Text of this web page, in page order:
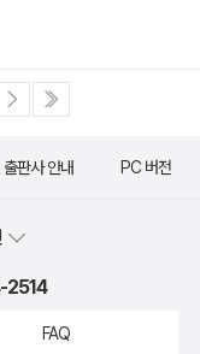
출판사 안내 PC 버전
2514
FAQ